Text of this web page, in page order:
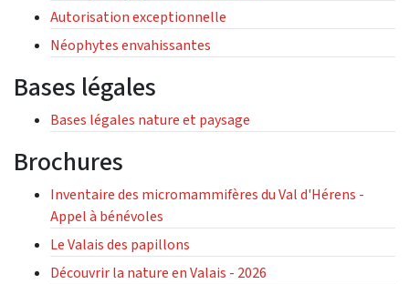
Autorisation exceptionnelle
Néophytes envahissantes
Bases légales
Bases légales nature et paysage
Brochures
Inventaire des micromammifères du Val d'Hérens -
Appel à bénévoles
Le Valais des papillons
Découvrir la nature en Valais - 2026